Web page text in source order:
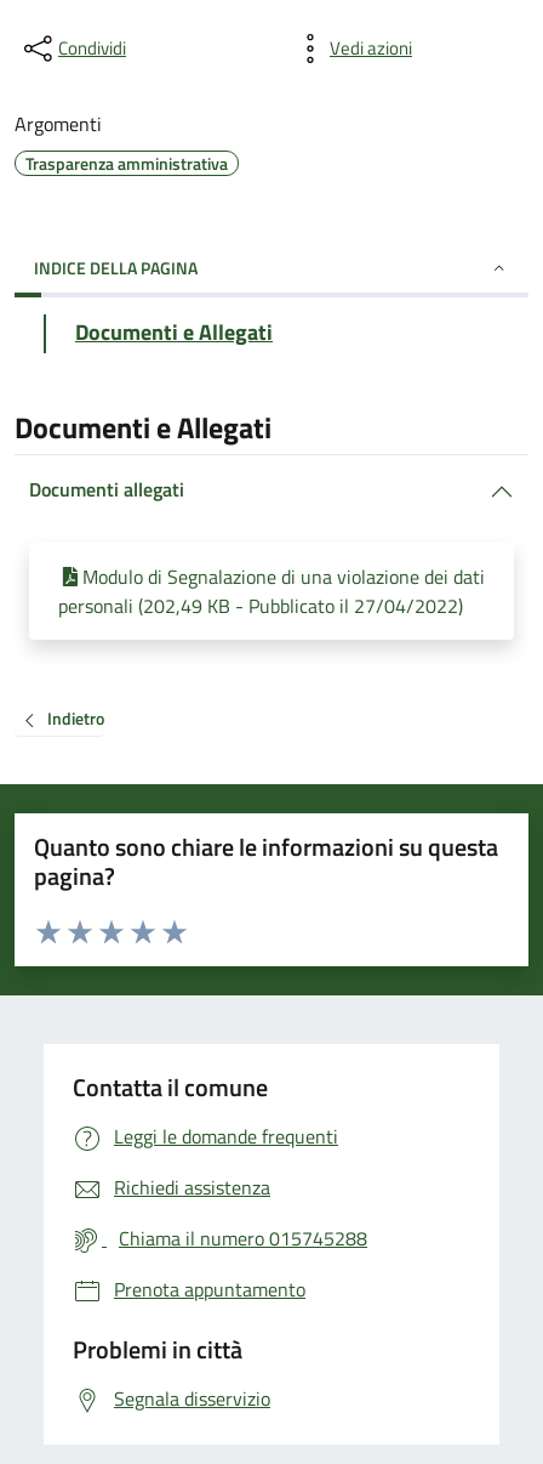
Condividi Vedi azioni
Argomenti
Trasparenza amministrativa
INDICE DELLA PAGINA
Documenti e Allegati
Documenti e Allegati
Documenti allegati
Modulo di Segnalazione di una violazione dei dati
personali (202,49 KB - Pubblicato il 27/04/2022)
Indietro
Quanto sono chiare le informazioni su questa
pagina?
Valuta da 1 a 5 stelle la pagina
Valuta 5 stelle su 5
Valuta 4 stelle su 5
Valuta 3 stelle su 5
Valuta 2 stelle su 5
Valuta 1 stelle su 5
Contatta il comune
Leggi le domande frequenti
Richiedi assistenza
Chiama il numero 015745288
Prenota appuntamento
Problemi in città
Segnala disservizio